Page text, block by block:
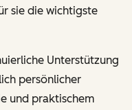
sie die wichtigste
Unterstützung
persönlicher
und praktischem